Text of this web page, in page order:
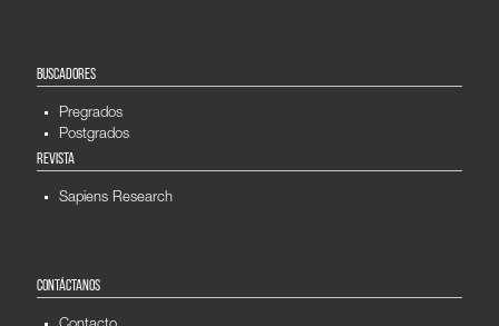
BUSCADORES
Pregrados
Postgrados
REVISTA
Sapiens Research
CONTÁCTANOS